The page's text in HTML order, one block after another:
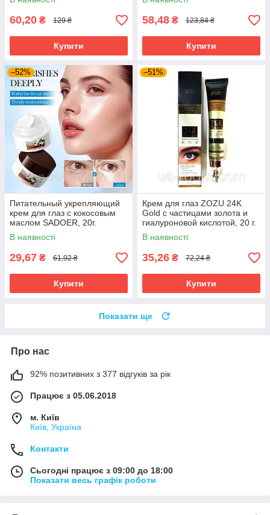
60,20 ₴ 129 ₴
Купити
58,48 ₴ 123,84 ₴
Купити
–52%
Питательный укрепляющий
крем для глаз с кокосовым
маслом SADOER, 20г.
В наявності
29,67 ₴ 61,92 ₴
Купити
–51%
Крем для глаз ZOZU 24K
Gold c частицами золота и
гиалуроновой кислотой, 20 г.
В наявності
35,26 ₴ 72,24 ₴
Купити
Показати ще
Про нас
92% позитивних з 377 відгуків за рік
Працює з 05.06.2018
м. Київ
Київ, Україна
Контакти
Сьогодні працює з 09:00 до 18:00
Показати весь графік роботи